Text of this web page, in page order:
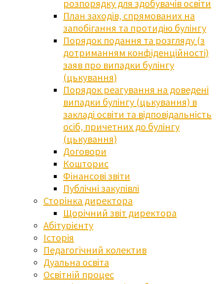
розпорядку для здобувачів освіти
План заходів, спрямованих на
запобігання та протидію булінгу
Порядок подання та розгляду (з
дотриманням конфіденційності)
заяв про випадки булінгу
(цькування)
Порядок реагування на доведені
випадки булінгу (цькування) в
закладі освіти та відповідальність
осіб, причетних до булінгу
(цькування)
Договори
Кошторис
Фінансові звіти
Публічні закупівлі
Сторінка директора
Щорічний звіт директора
Абітурієнту
Історія
Педагогічний колектив
Дуальна освіта
Освітній процес